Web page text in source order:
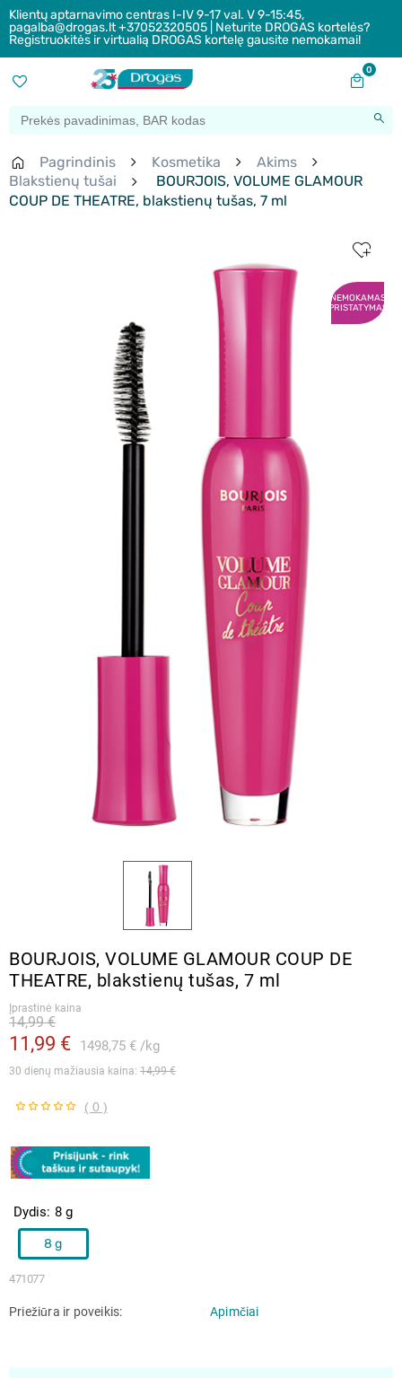
Klientų aptarnavimo centras I-IV 9-17 val. V 9-15:45,
pagalba@drogas.lt +37052320505 | Neturite DROGAS kortelės?
Registruokitės ir virtualią DROGAS kortelę gausite nemokamai!
0
Pagrindinis Kosmetika
Akims
Blakstienų tušai
BOURJOIS, VOLUME GLAMOUR
COUP DE THEATRE, blakstienų tušas, 7 ml
NEMOKAMAS
PRISTATYMAS
BOURJOIS, VOLUME GLAMOUR COUP DE
THEATRE, blakstienų tušas, 7 ml
Įprastinė kaina
11,99 € 1498,75 € kg
14,99 €
30 dienų mažiausia kaina: 14,99 €
( 0 )
471077
Dydis 8 g
8 g
Priežiūra ir poveikis Apimčiai